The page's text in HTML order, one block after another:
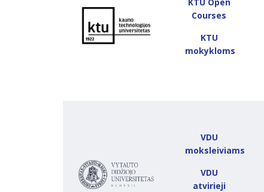
Courses
KTU
mokykloms
VDU
moksleiviams
VDU
atvirieji